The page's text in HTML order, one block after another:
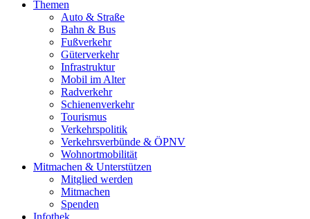
Themen
Auto & Straße
Bahn & Bus
Fußverkehr
Güterverkehr
Infrastruktur
Mobil im Alter
Radverkehr
Schienenverkehr
Tourismus
Verkehrspolitik
Verkehrsverbünde & ÖPNV
Wohnortmobilität
Mitmachen & Unterstützen
Mitglied werden
Mitmachen
Spenden
Infothek